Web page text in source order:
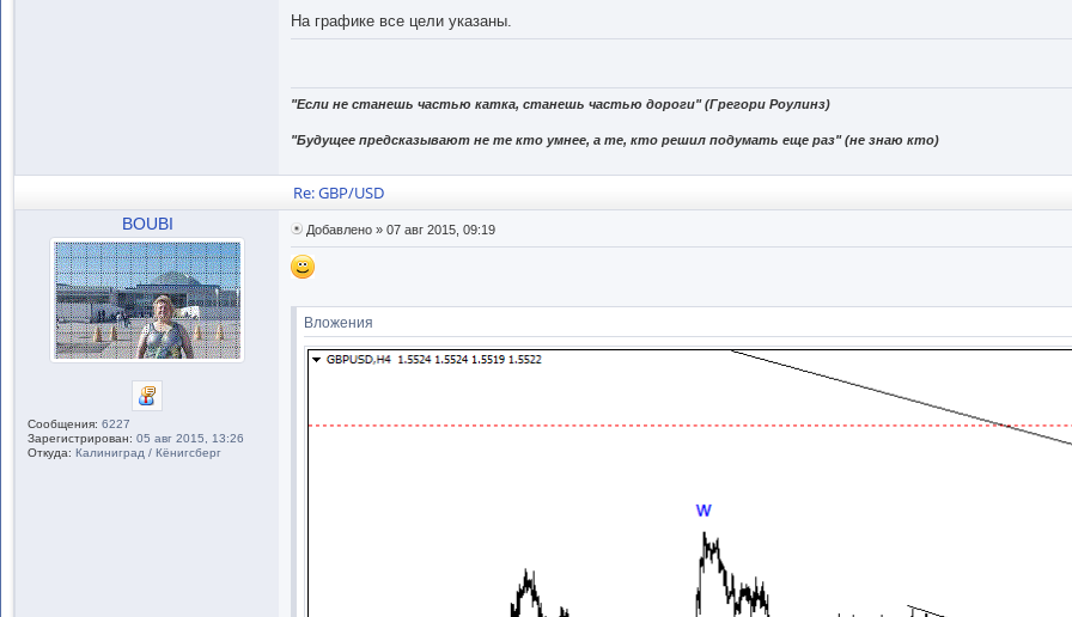
На графике все цели указаны.
"Если не станешь частью катка, станешь частью дороги" (Грегори Роулинз)
"Будущее предсказывают не те кто умнее, а те, кто решил подумать еще раз" (не знаю кто)
Re: GBP/USD
BOUBI
Сообщения: 6227
Зарегистрирован: 05 авг 2015, 13:26
Откуда: Калиниград / Кёнигсберг
Добавлено » 07 авг 2015, 09:19
Вложения